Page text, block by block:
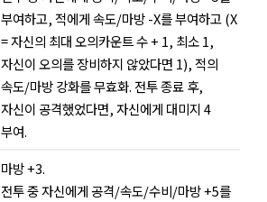
부여하고, 적에게 속도/마방 -X를 부여하고 (X
= 자신의 최대 오의카운트 수 + 1, 최소 1,
자신이 오의를 장비하지 않았다면 1), 적의
속도/마방 강화를 무효화. 전투 종료 후,
자신이 공격했었다면, 자신에게 대미지 4
부여.
마방 +3.
전투 중 자신에게 공격/속도/수비/마방 +5를